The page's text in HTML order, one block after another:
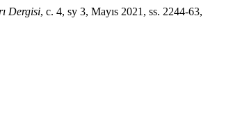
Dergisi, c. 4, sy 3, Mayıs 2021, ss. 2244-63,